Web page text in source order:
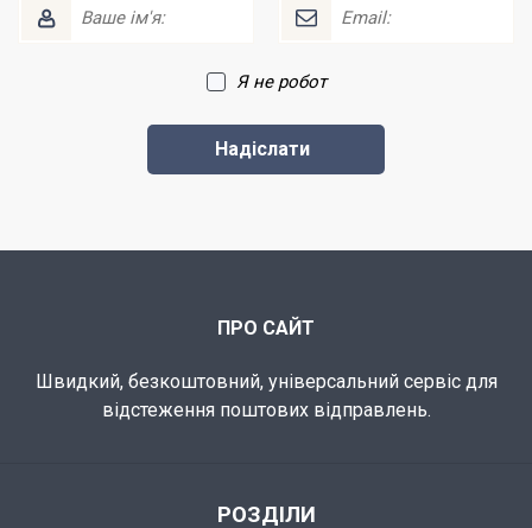
Я не робот
ПРО САЙТ
Швидкий, безкоштовний, універсальний сервіс для
відстеження поштових відправлень.
РОЗДІЛИ